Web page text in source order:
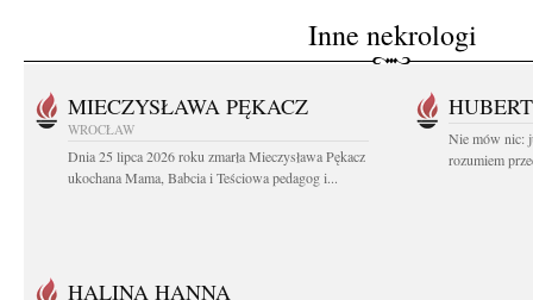
Inne nekrologi
MIECZYSŁAWA PĘKACZ
WROCŁAW
Dnia 25 lipca 2026 roku zmarła Mieczysława Pękacz
ukochana Mama, Babcia i Teściowa pedagog i...
Nie mów nic:
rozumiem
HALINA HANNA